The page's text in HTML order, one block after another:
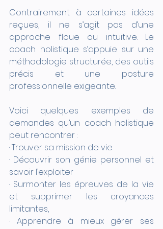
Contrairement à certaines idées
reçues, il ne s’agit pas d’une
approche floue ou intuitive. Le
coach holistique s’appuie sur une
méthodologie structurée, des outils
précis et une posture
professionnelle exigeante.
Voici quelques exemples de
demandes qu’un coach holistique
peut rencontrer :
· Trouver sa mission de vie
· Découvrir son génie personnel et
savoir l’exploiter
· Surmonter les épreuves de la vie
et supprimer les croyances
limitantes,
· Apprendre à mieux gérer ses